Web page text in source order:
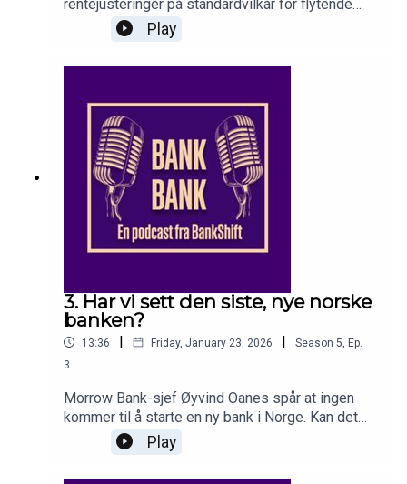
rentejusteringer på standardvilkår for flytende
boliglån, og flertallet landet på
forbrukersiden.Saken har paralleller til Island, der
høyesterett – i Norge kan dette bli starten på en
rettslig avklaring.I studio: journalister Lise Aanes,
Martin Fuglseth Kolden og Sebastian
HolsenProdusent: Lise Aanes
Play
3. Har vi sett den siste, nye norske
banken?
13:36 | Friday, January 23, 2026 | Season 5, Ep.
3
Morrow Bank-sjef Øyvind Oanes spår at ingen
kommer til å starte en ny bank i Norge. Kan det
stemme? Redaksjonen ser til både fortiden og
fremtiden for å gjette hvor bank-Norge er på vei.I
studio: journalister Martin Fuglseth Kolden, Lise
Play